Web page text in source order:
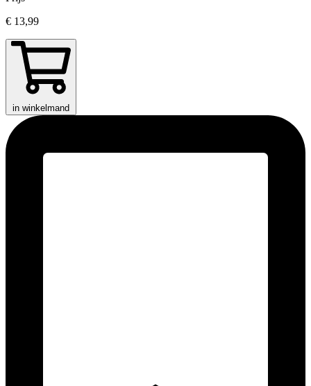
€ 13,99
in winkelmand